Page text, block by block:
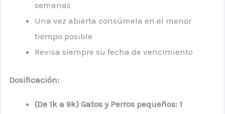
semanas
Una vez abierta consúmela en el menor
tiempo posible
Revisa siempre su fecha de vencimiento
Dosificación:
(De 1k a 9k) Gatos y Perros pequeños: 1